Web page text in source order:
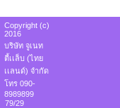
Copyright (c)
2016
บริษัท จูเนท
ตี้เเล็บ (ไทย
เเลนด์) จำกัด
โทร 090-
8989899
79/29